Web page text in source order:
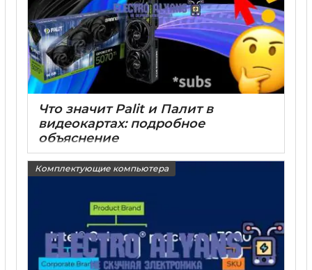
Что значит Palit и Палит в
видеокартах: подробное
объяснение
Комплектующие компьютера